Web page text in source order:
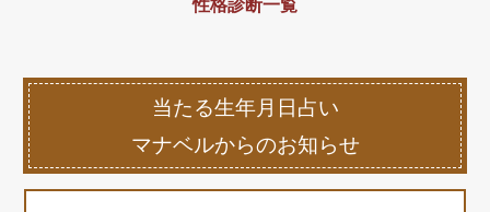
性格診断一覧
当たる生年月日占い
マナベルからのお知らせ